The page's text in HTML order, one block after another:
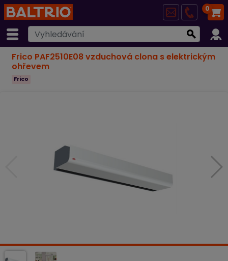
0
Frico PAF2510E08 vzduchová clona s elektrickým
ohřevem
Frico